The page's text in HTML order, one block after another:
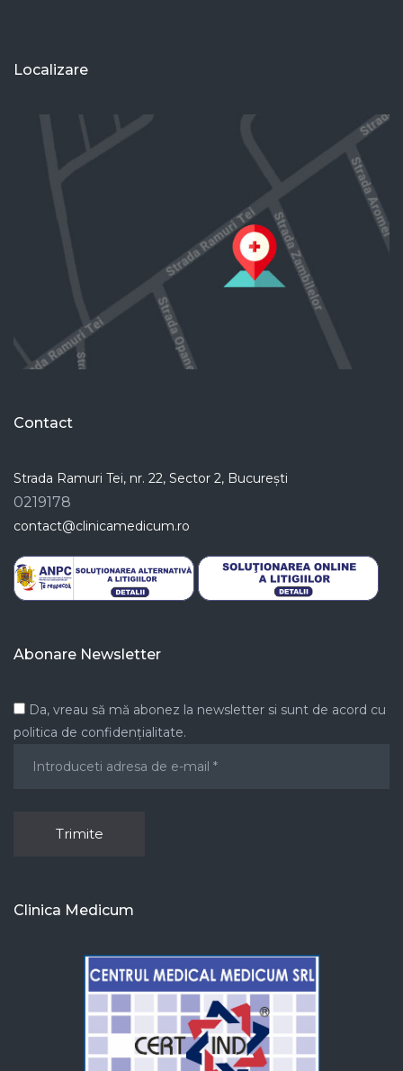
Localizare
Contact
Strada Ramuri Tei, nr. 22, Sector 2, București
0219178
contact@clinicamedicum.ro
Abonare Newsletter
Da, vreau să mă abonez la newsletter si sunt de acord cu
politica de confidențialitate.
Clinica Medicum